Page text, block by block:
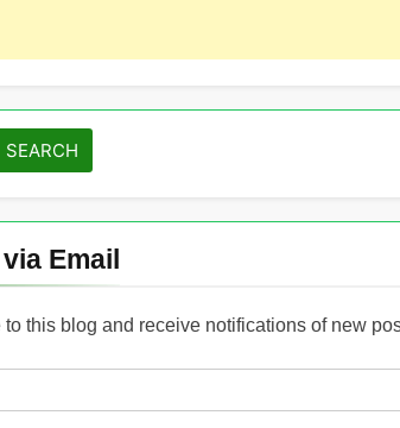
Email
this blog and receive notifications of new